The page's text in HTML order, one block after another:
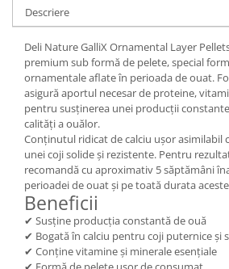
Descriere
Deli Nature GalliX Ornamental Layer
premium sub formă de pelete, special
ornamentale aflate în perioada de ouat.
asigură aportul necesar de proteine,
pentru susținerea unei producții
calități a ouălor.
Conținutul ridicat de calciu ușor asimilabil
unei coji solide și rezistente. Pentru
recomandă cu aproximativ 5 săptămâni
perioadei de ouat și pe toată durata
Beneficii
✔ Susține producția constantă de ouă
✔ Bogată în calciu pentru coji puternice și
✔ Conține vitamine și minerale esențiale